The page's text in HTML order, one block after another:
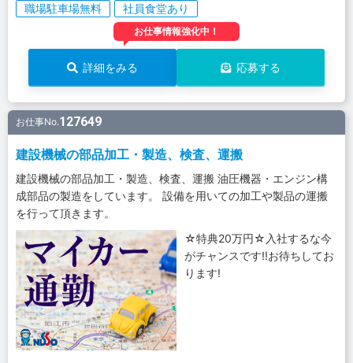
職場駐車場無料
社員食堂あり
お仕事情報強化中！
詳細をみる 応募する
お仕事No.127649
建設機械の部品加工・製造、検査、運搬
建設機械の部品加工・製造、検査、運搬 油圧機器・エンジン構
成部品の製造をしています。 設備を用いての加工や製品の運搬
を行って頂きます。
☆特典20万円☆入社するな今
がチャンスです!!お待ちしてお
ります!